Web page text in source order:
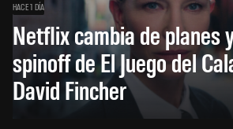
HACE 1 DÍA
Netflix cambia de planes
spinoff de El Juego del
David Fincher